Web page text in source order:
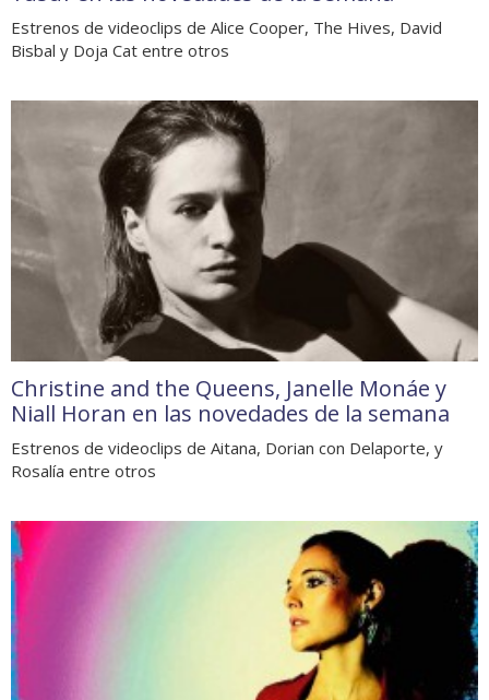
Estrenos de videoclips de Alice Cooper, The Hives, David
Bisbal y Doja Cat entre otros
Christine and the Queens, Janelle Monáe y
Niall Horan en las novedades de la semana
Estrenos de videoclips de Aitana, Dorian con Delaporte, y
Rosalía entre otros